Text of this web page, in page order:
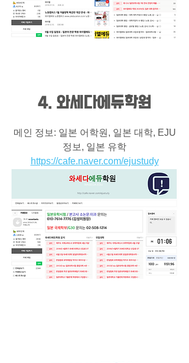
4. 와세다에듀학원
메인 정보: 일본 어학원, 일본 대학, EJU
정보, 일본 유학
https://cafe.naver.com/ejustudy